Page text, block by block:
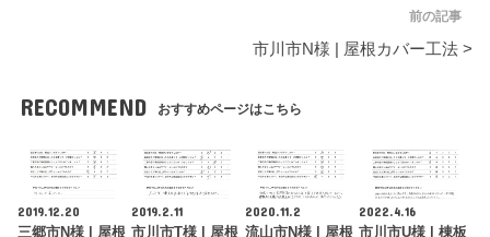
前の記事
市川市N様 | 屋根カバー工法 >
RECOMMEND おすすめページはこちら
2019.12.20
三郷市N様 | 屋根
2019.2.11
市川市T様 | 屋根
2020.11.2
流山市N様 | 屋根
2022.4.16
市川市U様 | 棟板